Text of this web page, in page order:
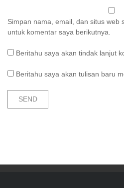
Simpan nama, email, dan situs web
untuk komentar saya berikutnya.
Beritahu saya akan tindak lanjut
Beritahu saya akan tulisan baru